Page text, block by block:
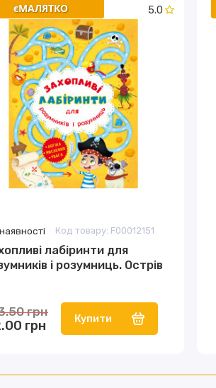
5.0
Код товару: F00012151
лабіринти для
і розумниць. Острів
єМАЛЯТКО
єМАЛЯТКО
грн
грн Купити